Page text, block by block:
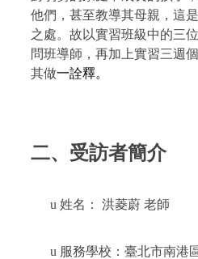
他們，甚至教導其母親，這
之處。故以實習班級中的三
問班導師，再加上實習三週
其做一詮釋。
二、受訪者簡介
u 姓名： 洪菱蔚 老師
u 服務學校：臺北市南港